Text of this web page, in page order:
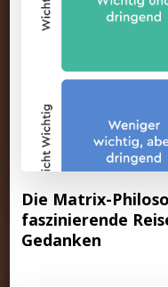
Die Matrix-
faszinierende
Gedanken